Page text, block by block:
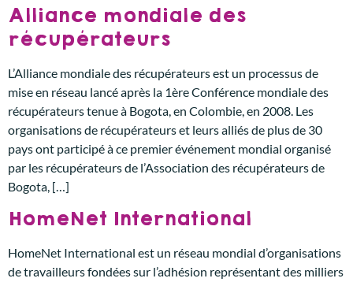
Alliance mondiale des
récupérateurs
L’Alliance mondiale des récupérateurs est un processus de
mise en réseau lancé après la 1ère Conférence mondiale des
récupérateurs tenue à Bogota, en Colombie, en 2008. Les
organisations de récupérateurs et leurs alliés de plus de 30
pays ont participé à ce premier événement mondial organisé
par les récupérateurs de l’Association des récupérateurs de
Bogota, […]
HomeNet International
HomeNet International est un réseau mondial d’organisations
de travailleurs fondées sur l’adhésion représentant des milliers